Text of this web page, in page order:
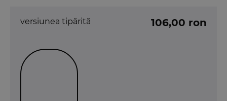
versiunea tipărită 106,00 ron